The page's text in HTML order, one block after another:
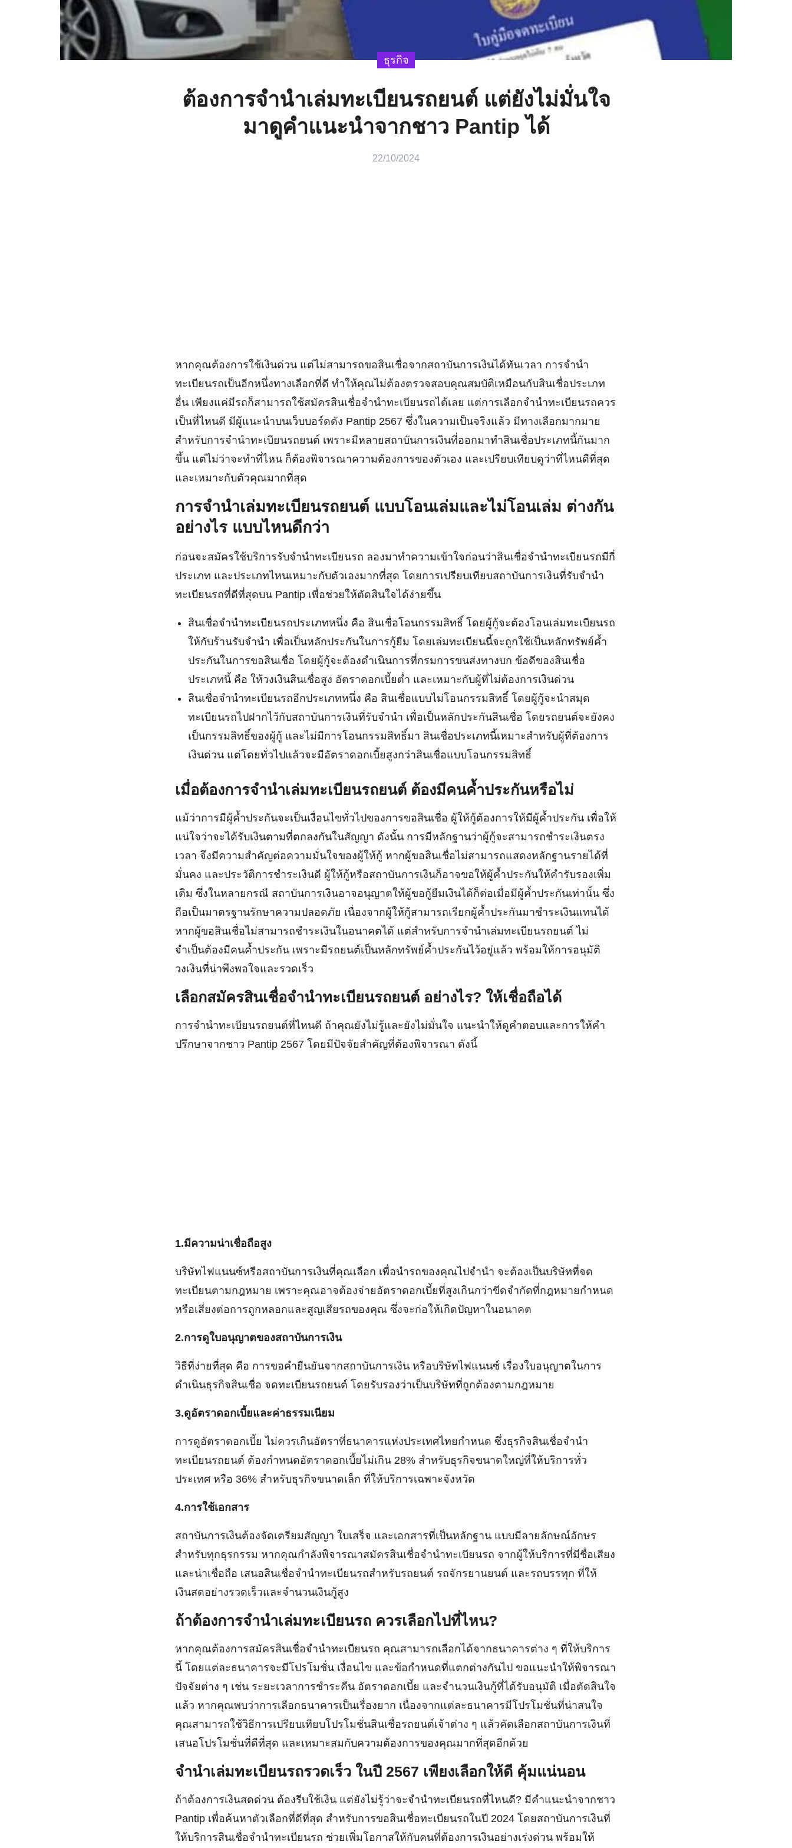
ธุรกิจ
ต้องการจำนำเล่มทะเบียนรถยนต์ แต่ยังไม่มั่นใจ
มาดูคำแนะนำจากชาว Pantip ได้
22/10/2024
หากคุณต้องการใช้เงินด่วน แต่ไม่สามารถขอสินเชื่อจากสถาบันการเงินได้ทันเวลา การจำนำ
ทะเบียนรถเป็นอีกหนึ่งทางเลือกที่ดี ทำให้คุณไม่ต้องตรวจสอบคุณสมบัติเหมือนกับสินเชื่อประเภท
อื่น เพียงแค่มีรถก็สามารถใช้สมัครสินเชื่อจำนำทะเบียนรถได้เลย แต่การเลือกจำนำทะเบียนรถควร
เป็นที่ไหนดี มีผู้แนะนำบนเว็บบอร์ดดัง Pantip 2567 ซึ่งในความเป็นจริงแล้ว มีทางเลือกมากมาย
สำหรับการจำนำทะเบียนรถยนต์ เพราะมีหลายสถาบันการเงินที่ออกมาทำสินเชื่อประเภทนี้กันมาก
ขึ้น แต่ไม่ว่าจะทำที่ไหน ก็ต้องพิจารณาความต้องการของตัวเอง และเปรียบเทียบดูว่าที่ไหนดีที่สุด
และเหมาะกับตัวคุณมากที่สุด
การจำนำเล่มทะเบียนรถยนต์ แบบโอนเล่มและไม่โอนเล่ม ต่างกัน
อย่างไร แบบไหนดีกว่า
ก่อนจะสมัครใช้บริการรับจำนำทะเบียนรถ ลองมาทำความเข้าใจก่อนว่าสินเชื่อจำนำทะเบียนรถมีกี่
ประเภท และประเภทไหนเหมาะกับตัวเองมากที่สุด โดยการเปรียบเทียบสถาบันการเงินที่รับจำนำ
ทะเบียนรถที่ดีที่สุดบน Pantip เพื่อช่วยให้ตัดสินใจได้ง่ายขึ้น
สินเชื่อจำนำทะเบียนรถประเภทหนึ่ง คือ สินเชื่อโอนกรรมสิทธิ์ โดยผู้กู้จะต้องโอนเล่มทะเบียนรถ
ให้กับร้านรับจำนำ เพื่อเป็นหลักประกันในการกู้ยืม โดยเล่มทะเบียนนี้จะถูกใช้เป็นหลักทรัพย์ค้ำ
ประกันในการขอสินเชื่อ โดยผู้กู้จะต้องดำเนินการที่กรมการขนส่งทางบก ข้อดีของสินเชื่อ
ประเภทนี้ คือ ให้วงเงินสินเชื่อสูง อัตราดอกเบี้ยต่ำ และเหมาะกับผู้ที่ไม่ต้องการเงินด่วน
สินเชื่อจำนำทะเบียนรถอีกประเภทหนึ่ง คือ สินเชื่อแบบไม่โอนกรรมสิทธิ์ โดยผู้กู้จะนำสมุด
ทะเบียนรถไปฝากไว้กับสถาบันการเงินที่รับจำนำ เพื่อเป็นหลักประกันสินเชื่อ โดยรถยนต์จะยังคง
เป็นกรรมสิทธิ์ของผู้กู้ และไม่มีการโอนกรรมสิทธิ์มา สินเชื่อประเภทนี้เหมาะสำหรับผู้ที่ต้องการ
เงินด่วน แต่โดยทั่วไปแล้วจะมีอัตราดอกเบี้ยสูงกว่าสินเชื่อแบบโอนกรรมสิทธิ์
เมื่อต้องการจำนำเล่มทะเบียนรถยนต์ ต้องมีคนค้ำประกันหรือไม่
แม้ว่าการมีผู้ค้ำประกันจะเป็นเงื่อนไขทั่วไปของการขอสินเชื่อ ผู้ให้กู้ต้องการให้มีผู้ค้ำประกัน เพื่อให้
แน่ใจว่าจะได้รับเงินตามที่ตกลงกันในสัญญา ดังนั้น การมีหลักฐานว่าผู้กู้จะสามารถชำระเงินตรง
เวลา จึงมีความสำคัญต่อความมั่นใจของผู้ให้กู้ หากผู้ขอสินเชื่อไม่สามารถแสดงหลักฐานรายได้ที่
มั่นคง และประวัติการชำระเงินดี ผู้ให้กู้หรือสถาบันการเงินก็อาจขอให้ผู้ค้ำประกันให้คำรับรองเพิ่ม
เติม ซึ่งในหลายกรณี สถาบันการเงินอาจอนุญาตให้ผู้ขอกู้ยืมเงินได้ก็ต่อเมื่อมีผู้ค้ำประกันเท่านั้น ซึ่ง
ถือเป็นมาตรฐานรักษาความปลอดภัย เนื่องจากผู้ให้กู้สามารถเรียกผู้ค้ำประกันมาชำระเงินแทนได้
หากผู้ขอสินเชื่อไม่สามารถชำระเงินในอนาคตได้ แต่สำหรับการจำนำเล่มทะเบียนรถยนต์ ไม่
จำเป็นต้องมีคนค้ำประกัน เพราะมีรถยนต์เป็นหลักทรัพย์ค้ำประกันไว้อยู่แล้ว พร้อมให้การอนุมัติ
วงเงินที่น่าพึงพอใจและรวดเร็ว
เลือกสมัครสินเชื่อจำนำทะเบียนรถยนต์ อย่างไร? ให้เชื่อถือได้
การจำนำทะเบียนรถยนต์ที่ไหนดี ถ้าคุณยังไม่รู้และยังไม่มั่นใจ แนะนำให้ดูคำตอบและการให้คำ
ปรึกษาจากชาว Pantip 2567 โดยมีปัจจัยสำคัญที่ต้องพิจารณา ดังนี้
1.มีความน่าเชื่อถือสูง
บริษัทไฟแนนซ์หรือสถาบันการเงินที่คุณเลือก เพื่อนำรถของคุณไปจำนำ จะต้องเป็นบริษัทที่จด
ทะเบียนตามกฎหมาย เพราะคุณอาจต้องจ่ายอัตราดอกเบี้ยที่สูงเกินกว่าขีดจำกัดที่กฎหมายกำหนด
หรือเสี่ยงต่อการถูกหลอกและสูญเสียรถของคุณ ซึ่งจะก่อให้เกิดปัญหาในอนาคต
2.การดูใบอนุญาตของสถาบันการเงิน
วิธีที่ง่ายที่สุด คือ การขอคำยืนยันจากสถาบันการเงิน หรือบริษัทไฟแนนซ์ เรื่องใบอนุญาตในการ
ดำเนินธุรกิจสินเชื่อ จดทะเบียนรถยนต์ โดยรับรองว่าเป็นบริษัทที่ถูกต้องตามกฎหมาย
3.ดูอัตราดอกเบี้ยและค่าธรรมเนียม
การดูอัตราดอกเบี้ย ไม่ควรเกินอัตราที่ธนาคารแห่งประเทศไทยกำหนด ซึ่งธุรกิจสินเชื่อจำนำ
ทะเบียนรถยนต์ ต้องกำหนดอัตราดอกเบี้ยไม่เกิน 28% สำหรับธุรกิจขนาดใหญ่ที่ให้บริการทั่ว
ประเทศ หรือ 36% สำหรับธุรกิจขนาดเล็ก ที่ให้บริการเฉพาะจังหวัด
4.การใช้เอกสาร
สถาบันการเงินต้องจัดเตรียมสัญญา ใบเสร็จ และเอกสารที่เป็นหลักฐาน แบบมีลายลักษณ์อักษร
สำหรับทุกธุรกรรม หากคุณกำลังพิจารณาสมัครสินเชื่อจำนำทะเบียนรถ จากผู้ให้บริการที่มีชื่อเสียง
และน่าเชื่อถือ เสนอสินเชื่อจำนำทะเบียนรถสำหรับรถยนต์ รถจักรยานยนต์ และรถบรรทุก ที่ให้
เงินสดอย่างรวดเร็วและจำนวนเงินกู้สูง
ถ้าต้องการจำนำเล่มทะเบียนรถ ควรเลือกไปที่ไหน?
หากคุณต้องการสมัครสินเชื่อจำนำทะเบียนรถ คุณสามารถเลือกได้จากธนาคารต่าง ๆ ที่ให้บริการ
นี้ โดยแต่ละธนาคารจะมีโปรโมชั่น เงื่อนไข และข้อกำหนดที่แตกต่างกันไป ขอแนะนำให้พิจารณา
ปัจจัยต่าง ๆ เช่น ระยะเวลาการชำระคืน อัตราดอกเบี้ย และจำนวนเงินกู้ที่ได้รับอนุมัติ เมื่อตัดสินใจ
แล้ว หากคุณพบว่าการเลือกธนาคารเป็นเรื่องยาก เนื่องจากแต่ละธนาคารมีโปรโมชั่นที่น่าสนใจ
คุณสามารถใช้วิธีการเปรียบเทียบโปรโมชั่นสินเชื่อรถยนต์เจ้าต่าง ๆ แล้วคัดเลือกสถาบันการเงินที่
เสนอโปรโมชั่นที่ดีที่สุด และเหมาะสมกับความต้องการของคุณมากที่สุดอีกด้วย
จำนำเล่มทะเบียนรถรวดเร็ว ในปี 2567 เพียงเลือกให้ดี คุ้มแน่นอน
ถ้าต้องการเงินสดด่วน ต้องรีบใช้เงิน แต่ยังไม่รู้ว่าจะจำนำทะเบียนรถที่ไหนดี? มีคำแนะนำจากชาว
Pantip เพื่อค้นหาตัวเลือกที่ดีที่สุด สำหรับการขอสินเชื่อทะเบียนรถในปี 2024 โดยสถาบันการเงินที่
ให้บริการสินเชื่อจำนำทะเบียนรถ ช่วยเพิ่มโอกาสให้กับคนที่ต้องการเงินอย่างเร่งด่วน พร้อมให้